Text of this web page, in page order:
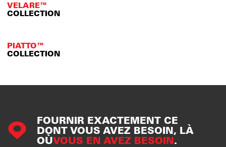
VELARE™
COLLECTION
PIATTO™
COLLECTION
FOURNIR EXACTEMENT CE
DONT VOUS AVEZ BESOIN, LÀ
OÙVOUS EN AVEZ BESOIN.